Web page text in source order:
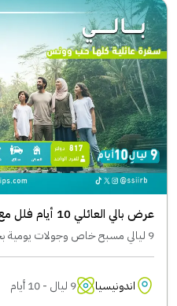
عرض بالي العائلي 10 أيام فلل مع مسبح
9 ليالي مسبح خاص وجولات يومية بجزيرة بالي
اندونيسيا
9 ليال - 10 أيام